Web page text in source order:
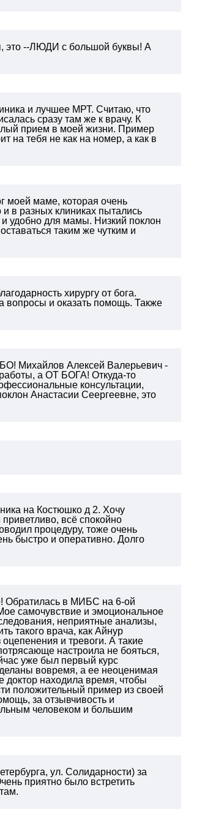
это --ЛЮДИ с большой буквы! А
и лучшее МРТ. Считаю, что
сразу там же к врачу. К
прием в моей жизни. Пример
на тебя не как на номер, а как в
моей маме, которая очень
в разных клиниках пытались
и удобно для мамы. Низкий поклон
таким же чутким и
хирургу от бога.
вопросы и оказать помощь. Также
Михайлов Алексей Валерьевич -
а ОТ БОГА! Откуда-то
консультации,
Анастасии Сеергеевне, это
на Костюшко д 2. Хочу
всё спокойно
процедуру, тоже очень
быстро и оперативно. Долго
Обратилась в МИБС на 6-ой
самочувствие и эмоциональное
неприятные анализы,
такого врача, как Айнур
и тревоги. А такие
настроила не бояться,
уже был первый курс
вовремя, а ее неоценимая
доктор находила время, чтобы
положительный пример из своей
за отзывчивость и
человеком и большим
ул. Солидарности) за
приятно было встретить